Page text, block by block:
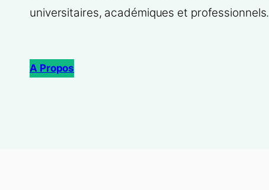
universitaires, académiques et professionnels.
A Propos